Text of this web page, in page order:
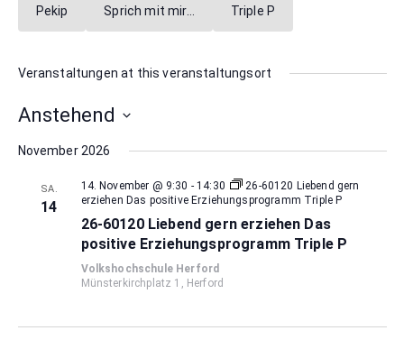
Pekip Sprich mit mir… Triple P
Veranstaltungen at this veranstaltungsort
Anstehend
November 2026
SA.
14
14. November @ 9:30 - 14:30
26-60120 Liebend gern
erziehen Das positive Erziehungsprogramm Triple P
26-60120 Liebend gern erziehen Das
positive Erziehungsprogramm Triple P
Volkshochschule Herford
Münsterkirchplatz 1, Herford